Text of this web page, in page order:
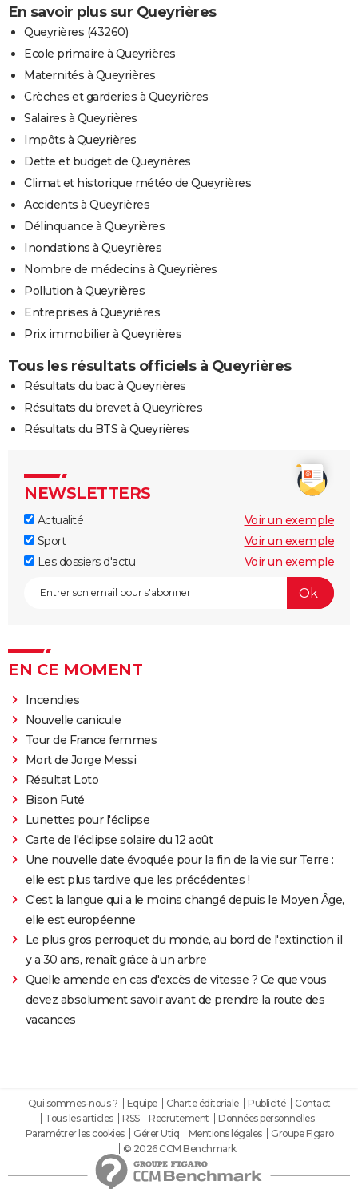
En savoir plus sur Queyrières
Queyrières (43260)
Ecole primaire à Queyrières
Maternités à Queyrières
Crèches et garderies à Queyrières
Salaires à Queyrières
Impôts à Queyrières
Dette et budget de Queyrières
Climat et historique météo de Queyrières
Accidents à Queyrières
Délinquance à Queyrières
Inondations à Queyrières
Nombre de médecins à Queyrières
Pollution à Queyrières
Entreprises à Queyrières
Prix immobilier à Queyrières
Tous les résultats officiels à Queyrières
Résultats du bac à Queyrières
Résultats du brevet à Queyrières
Résultats du BTS à Queyrières
NEWSLETTERS
Actualité
Voir un exemple
Sport
Voir un exemple
Les dossiers d'actu
Voir un exemple
EN CE MOMENT
Incendies
Nouvelle canicule
Tour de France femmes
Mort de Jorge Messi
Résultat Loto
Bison Futé
Lunettes pour l'éclipse
Carte de l'éclipse solaire du 12 août
Une nouvelle date évoquée pour la fin de la vie sur Terre :
elle est plus tardive que les précédentes !
C'est la langue qui a le moins changé depuis le Moyen Âge,
elle est européenne
Le plus gros perroquet du monde, au bord de l'extinction il
y a 30 ans, renaît grâce à un arbre
Quelle amende en cas d'excès de vitesse ? Ce que vous
devez absolument savoir avant de prendre la route des
vacances
Qui sommes-nous ? Equipe Charte éditoriale Publicité
Contact
Tous les articles
RSS Recrutement
Données personnelles
Paramétrer les cookies
Gérer Utiq Mentions légales
Groupe Figaro
© 2026 CCM Benchmark